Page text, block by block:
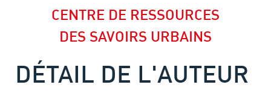
CENTRE DE RESSOURCES
DES SAVOIRS URBAINS
DÉTAIL DE L'AUTEUR